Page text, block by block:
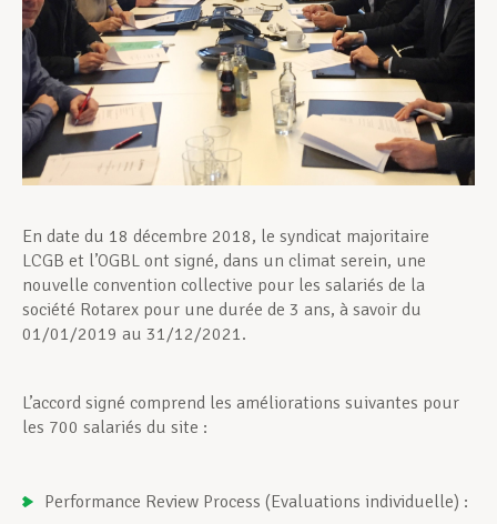
Actualités
En date du 18 décembre 2018, le syndicat majoritaire
LCGB et l’OGBL ont signé, dans un climat serein, une
nouvelle convention collective pour les salariés de la
société Rotarex pour une durée de 3 ans, à savoir du
01/01/2019 au 31/12/2021.
L’accord signé comprend les améliorations suivantes pour
les 700 salariés du site :
Performance Review Process (Evaluations individuelle) :